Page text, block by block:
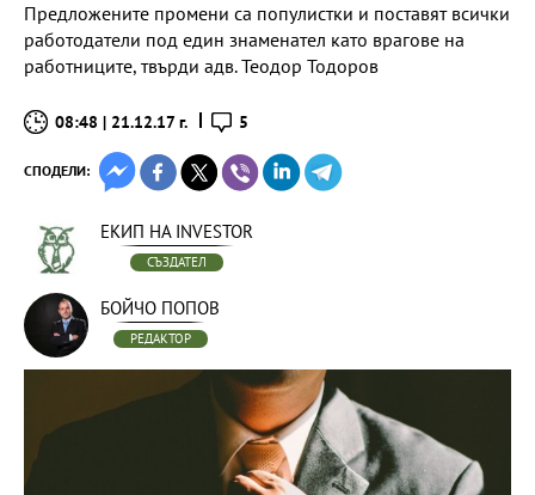
Предложените промени са популистки и поставят всички
работодатели под един знаменател като врагове на
работниците, твърди адв. Теодор Тодоров
08:48 | 21.12.17 г. 5
СПОДЕЛИ:
ЕКИП НА INVESTOR
СЪЗДАТЕЛ
БОЙЧО ПОПОВ
РЕДАКТОР